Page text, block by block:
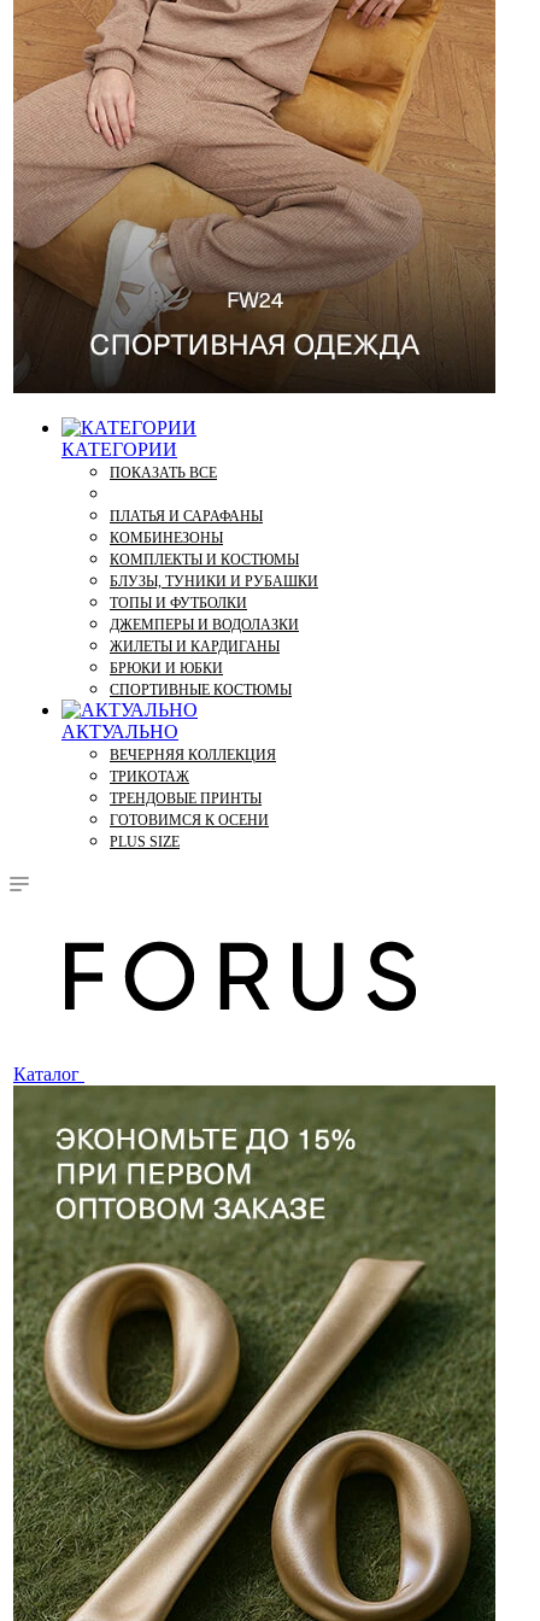
КАТЕГОРИИ
ПОКАЗАТЬ ВСЕ
ПЛАТЬЯ И САРАФАНЫ
КОМБИНЕЗОНЫ
КОМПЛЕКТЫ И КОСТЮМЫ
БЛУЗЫ, ТУНИКИ И РУБАШКИ
ТОПЫ И ФУТБОЛКИ
ДЖЕМПЕРЫ И ВОДОЛАЗКИ
ЖИЛЕТЫ И КАРДИГАНЫ
БРЮКИ И ЮБКИ
СПОРТИВНЫЕ КОСТЮМЫ
АКТУАЛЬНО
ВЕЧЕРНЯЯ КОЛЛЕКЦИЯ
ТРИКОТАЖ
ТРЕНДОВЫЕ ПРИНТЫ
ГОТОВИМСЯ К ОСЕНИ
PLUS SIZE
Каталог